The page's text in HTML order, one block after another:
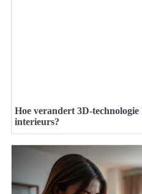
Hoe verandert 3D-
interieurs?